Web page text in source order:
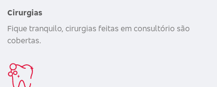
Cirurgias
Fique tranquilo, cirurgias feitas em consultório são
cobertas.